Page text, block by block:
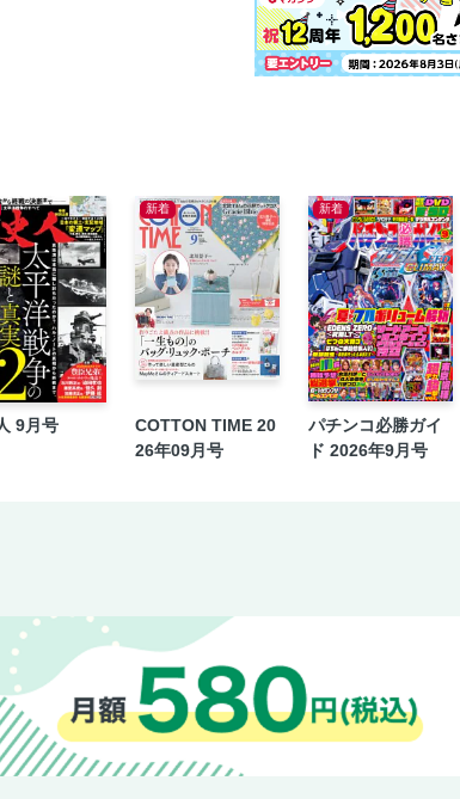
9月号
新着
COTTON TIME 20
26年09月号
新着
パチンコ必勝ガイ
ド 2026年9月号